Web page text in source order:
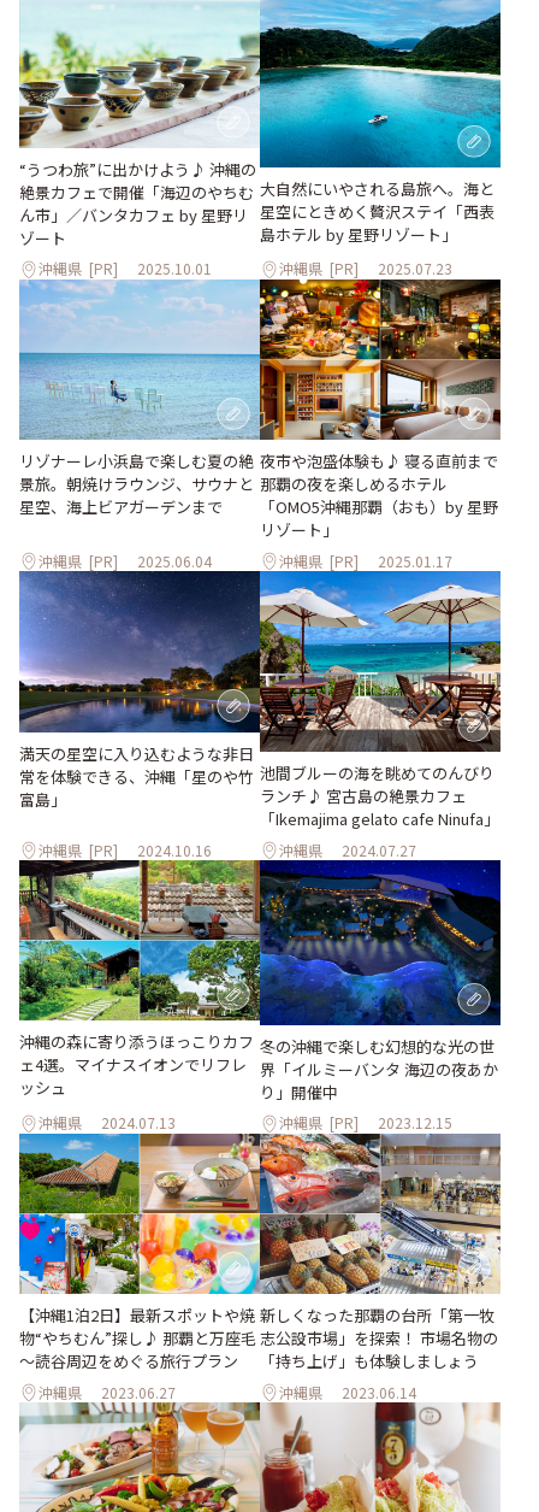
“うつわ旅”に出かけよう♪ 沖縄の
絶景カフェで開催「海辺のやちむ
ん市」／バンタカフェ by 星野リ
ゾート
沖縄県 [PR] 2025.10.01
大自然にいやされる島旅へ。海と
星空にときめく贅沢ステイ「西表
島ホテル by 星野リゾート」
沖縄県 [PR] 2025.07.23
リゾナーレ小浜島で楽しむ夏の絶
景旅。朝焼けラウンジ、サウナと
星空、海上ビアガーデンまで
沖縄県 [PR] 2025.06.04
夜市や泡盛体験も♪ 寝る直前まで
那覇の夜を楽しめるホテル
「OMO5沖縄那覇（おも）by 星野
リゾート」
沖縄県 [PR] 2025.01.17
満天の星空に入り込むような非日
常を体験できる、沖縄「星のや竹
富島」
沖縄県 [PR] 2024.10.16
池間ブルーの海を眺めてのんびり
ランチ♪ 宮古島の絶景カフェ
「Ikemajima gelato cafe Ninufa」
沖縄県 2024.07.27
沖縄の森に寄り添うほっこりカフ
ェ4選。マイナスイオンでリフレ
ッシュ
沖縄県 2024.07.13
冬の沖縄で楽しむ幻想的な光の世
界「イルミーバンタ 海辺の夜あか
り」開催中
沖縄県 [PR] 2023.12.15
【沖縄1泊2日】最新スポットや焼
物“やちむん”探し♪ 那覇と万座毛
～読谷周辺をめぐる旅行プラン
沖縄県 2023.06.27
新しくなった那覇の台所「第一牧
志公設市場」を探索！ 市場名物の
「持ち上げ」も体験しましょう
沖縄県 2023.06.14